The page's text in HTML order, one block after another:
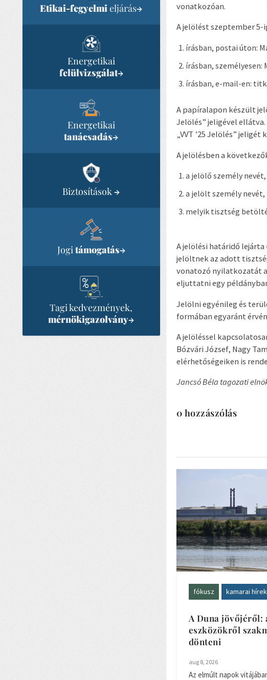
Etikai-fegyelmieljárás→
Energetikai
felülvizsgálat→
Energetikai
tanácsadás→
Biztosítások→
Jogi támogatás→
Tagi kedvezmények,
mérnökigazolvány→
vonatkozóan.
A jelölést szeptember
írásban, postai úton:
írásban, személyesen:
írásban, e-mail-en:
A papíralapon készült
Jelölés” jeligével
„VVT ’25 Jelölés” jeligét
A jelölésben a
a jelölő személy
a jelölt személy
melyik tisztség
A jelölési határidő lejárta
jelöltnek az adott
vonatozó nyilatkozatát
eljuttatni egy
Jelölni egyénileg és
formában egyaránt
A jelöléssel
Bózvári József, Nagy
elérhetőségeiken is
Jancsó Béla tagozati
0 hozzászólás
fókusz kamarai hírek
A Duna jövőjéről:
eszközökről
dönteni
aug 8, 2026
Az elmúlt napok